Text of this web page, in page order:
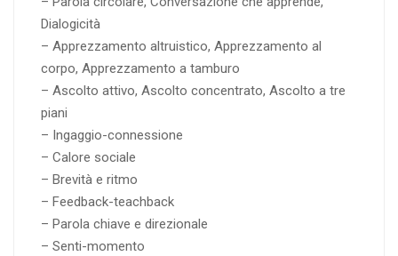
Dialogicità
– Apprezzamento altruistico, Apprezzamento al
corpo, Apprezzamento a tamburo
– Ascolto attivo, Ascolto concentrato, Ascolto a tre
piani
– Ingaggio-connessione
– Calore sociale
– Brevità e ritmo
– Feedback-teachback
– Parola chiave e direzionale
– Senti-momento